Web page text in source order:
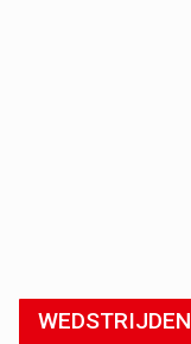
WEDSTRIJDEN